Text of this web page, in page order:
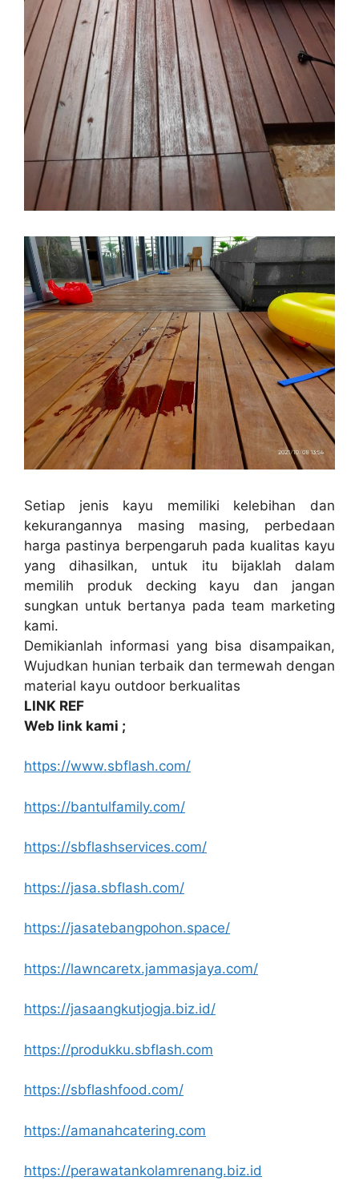
Setiap jenis kayu memiliki kelebihan dan
kekurangannya masing masing, perbedaan
harga pastinya berpengaruh pada kualitas kayu
yang dihasilkan, untuk itu bijaklah dalam
memilih produk decking kayu dan jangan
sungkan untuk bertanya pada team marketing
kami.
Demikianlah informasi yang bisa disampaikan,
Wujudkan hunian terbaik dan termewah dengan
material kayu outdoor berkualitas
LINK REF
Web link kami ;
https://www.sbflash.com/
https://bantulfamily.com/
https://sbflashservices.com/
https://jasa.sbflash.com/
https://jasatebangpohon.space/
https://lawncaretx.jammasjaya.com/
https://jasaangkutjogja.biz.id/
https://produkku.sbflash.com
https://sbflashfood.com/
https://amanahcatering.com
https://perawatankolamrenang.biz.id